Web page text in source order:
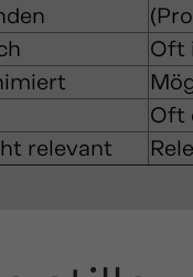
Oft
Oft
relevant